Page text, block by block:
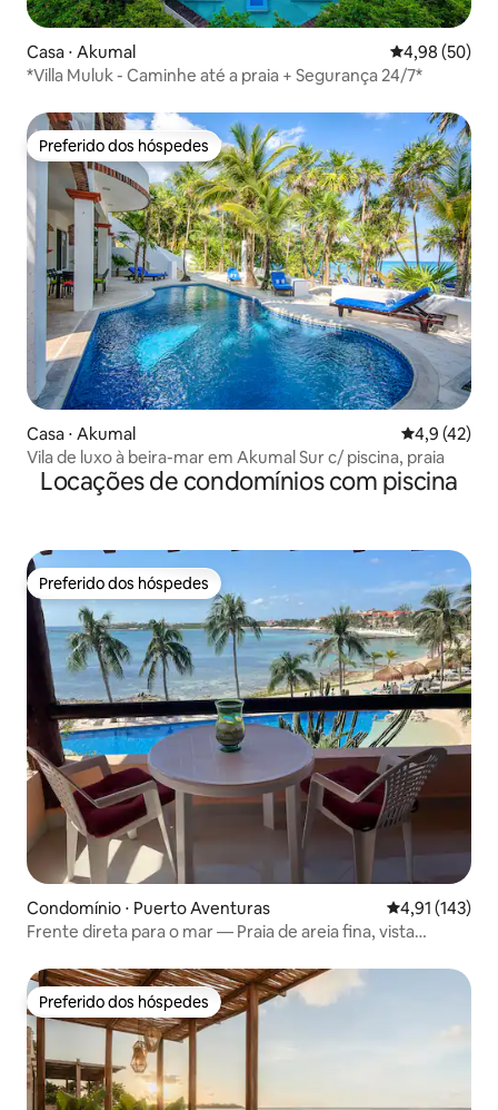
Casa ⋅ Akumal 4,98 de uma
4,98 (50)
*Villa Muluk - Caminhe até a praia + Segurança 24/7*
Preferido dos hóspedes
Preferido dos hóspedes
Casa ⋅ Akumal 4,9 de uma
4,9 (42)
Vila de luxo à beira-mar em Akumal Sur c/ piscina, praia
Locações de condomínios com piscina
Preferido dos hóspedes
Preferido dos hóspedes
Condomínio ⋅ Puerto Aventuras 4,91 de uma
4,91 (143)
Frente direta para o mar — Praia de areia fina, vista
Preferido dos hóspedes
Preferido dos hóspedes